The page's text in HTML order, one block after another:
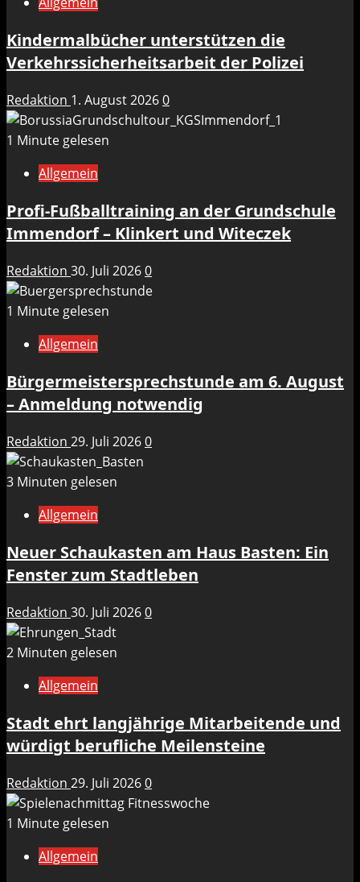
Kindermalbücher unterstützen die
Verkehrssicherheitsarbeit der Polizei
Redaktion 1. August 20260
1 Minute gelesen
Allgemein
Profi-Fußballtraining an der Grundschule
Immendorf – Klinkert und Witeczek
Redaktion 30. Juli 20260
1 Minute gelesen
Allgemein
Bürgermeistersprechstunde am 6. August
– Anmeldung notwendig
Redaktion 29. Juli 20260
3 Minuten gelesen
Allgemein
Neuer Schaukasten am Haus Basten: Ein
Fenster zum Stadtleben
Redaktion 30. Juli 20260
2 Minuten gelesen
Allgemein
Stadt ehrt langjährige Mitarbeitende und
würdigt berufliche Meilensteine
Redaktion 29. Juli 20260
1 Minute gelesen
Allgemein